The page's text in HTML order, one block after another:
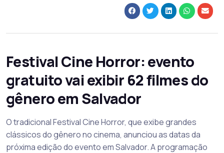
Festival Cine Horror: evento
gratuito vai exibir 62 filmes do
gênero em Salvador
O tradicional Festival Cine Horror, que exibe grandes
clássicos do gênero no cinema, anunciou as datas da
próxima edição do evento em Salvador. A programação